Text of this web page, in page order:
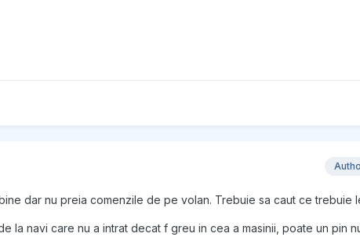
dar nu preia comenzile de pe volan. Trebuie sa caut ce trebuie
la navi care nu a intrat decat f greu in cea a masinii, poate un pin